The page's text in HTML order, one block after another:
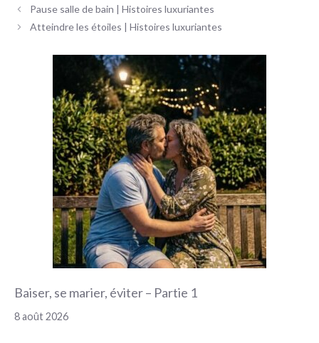
Navigation
des
Pause salle de bain | Histoires luxuriantes
Atteindre les étoiles | Histoires luxuriantes
Baiser, se marier, éviter – Partie 1
8 août 2026